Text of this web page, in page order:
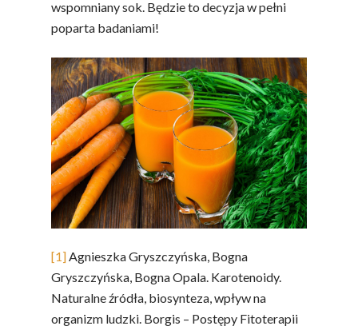
wspomniany sok. Będzie to decyzja w pełni
poparta badaniami!
[1] Agnieszka Gryszczyńska, Bogna
Gryszczyńska, Bogna Opala. Karotenoidy.
Naturalne źródła, biosynteza, wpływ na
organizm ludzki. Borgis – Postępy Fitoterapii